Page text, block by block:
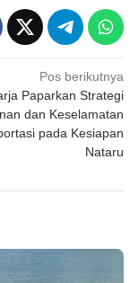
Pos berikutnya
Paparkan Strategi
dan Keselamatan
pada Kesiapan
Nataru